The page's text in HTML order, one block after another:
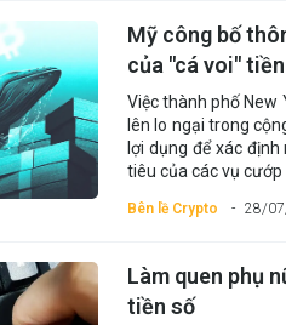
Bên lề Crypto 28/
Mỹ công bố
của "cá voi"
Việc thành phố New
lên lo ngại trong
lợi dụng để xác
tiêu của các vụ cướp
Làm quen phụ
tiền số